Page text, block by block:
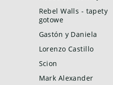
Rebel Walls - tapety
gotowe
Gastón y Daniela
Lorenzo Castillo
Scion
Mark Alexander